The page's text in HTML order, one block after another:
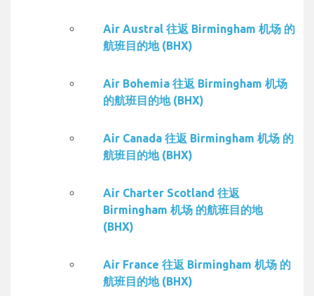
Air Austral 往返 Birmingham 机场 的
航班目的地 (BHX)
Air Bohemia 往返 Birmingham 机场
的航班目的地 (BHX)
Air Canada 往返 Birmingham 机场 的
航班目的地 (BHX)
Air Charter Scotland 往返
Birmingham 机场 的航班目的地
(BHX)
Air France 往返 Birmingham 机场 的
航班目的地 (BHX)